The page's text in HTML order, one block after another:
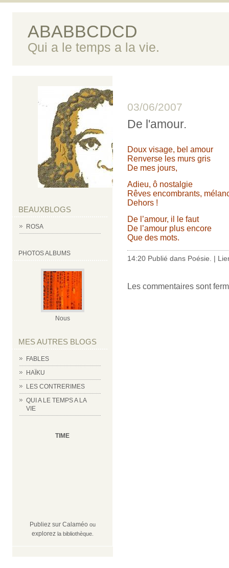
ABABBCDCD
Qui a le temps a la vie.
BEAUXBLOGS
ROSA
PHOTOS ALBUMS
Nous
MES AUTRES BLOGS
FABLES
HAÏKU
LES CONTRERIMES
QUI A LE TEMPS A LA
VIE
TIME
Publiez sur Calaméo ou
explorez la bibliothèque.
03/06/2007
De l'amour.
Doux visage, bel amour
Renverse les murs gris
De mes jours,
Adieu, ô nostalgie
Rêves encombrants,
Dehors !
De l’amour, il le faut
De l’amour plus encore
Que des mots.
14:20 Publié dans Poésie. |
Les commentaires sont